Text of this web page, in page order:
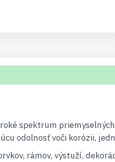
spektrum
odolnosť voči korózii,
rámov, výstuží,